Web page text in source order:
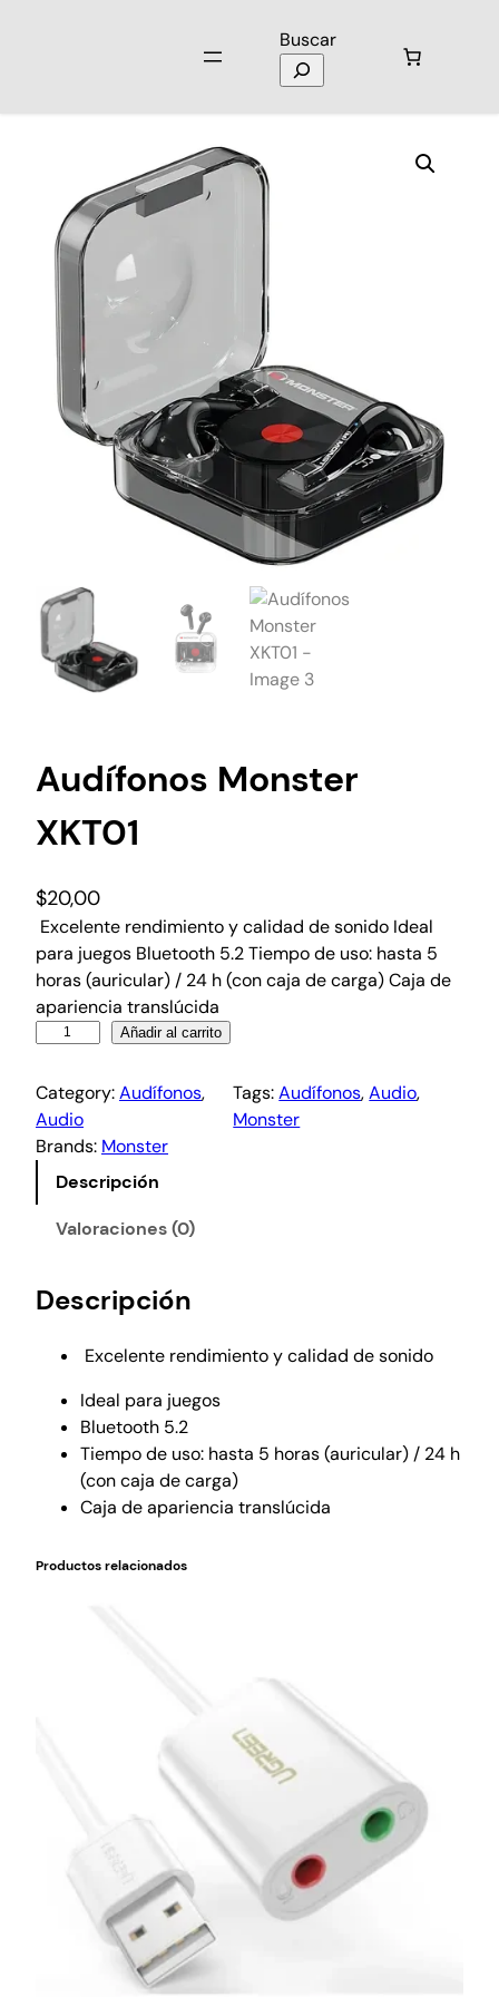
Buscar
Audífonos Monster
XKT01
$20,00
Excelente rendimiento y calidad de sonido Ideal
para juegos Bluetooth 5.2 Tiempo de uso: hasta 5
horas (auricular) / 24 h (con caja de carga) Caja de
apariencia translúcida
Añadir al carrito
Category:Audífonos
Audio
Tags:Audífonos, Audio
Monster
Brands: Monster
Descripción
Valoraciones (0)
Descripción
Excelente rendimiento y calidad de sonido
Ideal para juegos
Bluetooth 5.2
Tiempo de uso: hasta 5 horas (auricular) / 24 h
(con caja de carga)
Caja de apariencia translúcida
Productos relacionados